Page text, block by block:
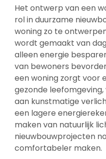
Het ontwerp van een
rol in duurzame
woning zo te
wordt gemaakt van
alleen energie
van bewoners
een woning zorgt voor
gezonde
aan kunstmatige
een lagere
maken van natuurlijk
nieuwbouwprojecten
comfortabeler maken.